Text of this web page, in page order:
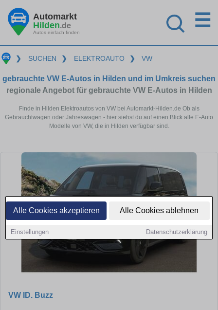
Alle Cookies akzeptieren Alle Cookies ablehnen
Einstellungen Datenschutzerklärung
Automarkt
Hilden.de
Autos einfach finden
☰
❯ SUCHEN ❯ ELEKTROAUTO ❯ VW
gebrauchte VW E-Autos in Hilden und im Umkreis suchen
regionale Angebot für gebrauchte VW E-Autos in Hilden
Finde in Hilden Elektroautos von VW bei Automarkt-Hilden.de Ob als
Gebrauchtwagen oder Jahreswagen - hier siehst du auf einen Blick alle E-Auto
Modelle von VW, die in Hilden verfügbar sind.
VW ID. Buzz